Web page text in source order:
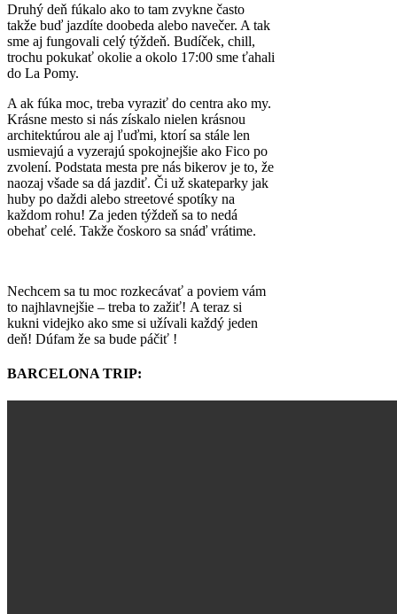
Druhý deň fúkalo ako to tam zvykne často
takže buď jazdíte doobeda alebo navečer. A tak
sme aj fungovali celý týždeň. Budíček, chill,
trochu pokukať okolie a okolo 17:00 sme ťahali
do La Pomy.
A ak fúka moc, treba vyraziť do centra ako my.
Krásne mesto si nás získalo nielen krásnou
architektúrou ale aj ľuďmi, ktorí sa stále len
usmievajú a vyzerajú spokojnejšie ako Fico po
zvolení. Podstata mesta pre nás bikerov je to, že
naozaj všade sa dá jazdiť. Či už skateparky jak
huby po daždi alebo streetové spotíky na
každom rohu! Za jeden týždeň sa to nedá
obehať celé. Takže čoskoro sa snáď vrátime.
Nechcem sa tu moc rozkecávať a poviem vám
to najhlavnejšie – treba to zažiť! A teraz si
kukni videjko ako sme si užívali každý jeden
deň! Dúfam že sa bude páčiť !
BARCELONA TRIP: